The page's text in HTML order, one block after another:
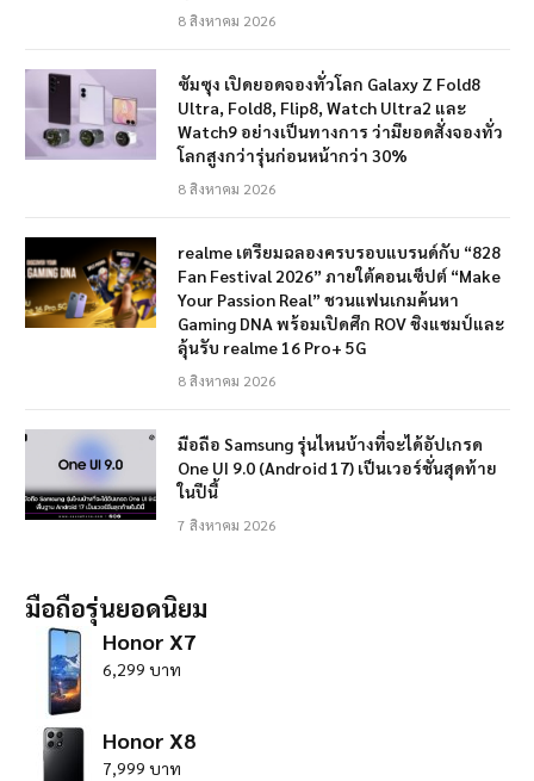
8 สิงหาคม 2026
ซัมซุง เปิดยอดจองทั่วโลก Galaxy Z Fold8
Ultra, Fold8, Flip8, Watch Ultra2 และ
Watch9 อย่างเป็นทางการ ว่ามียอดสั่งจองทั่ว
โลกสูงกว่ารุ่นก่อนหน้ากว่า 30%
8 สิงหาคม 2026
realme เตรียมฉลองครบรอบแบรนด์กับ “828
Fan Festival 2026” ภายใต้คอนเซ็ปต์ “Make
Your Passion Real” ชวนแฟนเกมค้นหา
Gaming DNA พร้อมเปิดศึก ROV ชิงแชมป์และ
ลุ้นรับ realme 16 Pro+ 5G
8 สิงหาคม 2026
มือถือ Samsung รุ่นไหนบ้างที่จะได้อัปเกรด
One UI 9.0 (Android 17) เป็นเวอร์ชั่นสุดท้าย
ในปีนี้
7 สิงหาคม 2026
มือถือรุ่นยอดนิยม
Honor X7
6,299 บาท
Honor X8
7,999 บาท